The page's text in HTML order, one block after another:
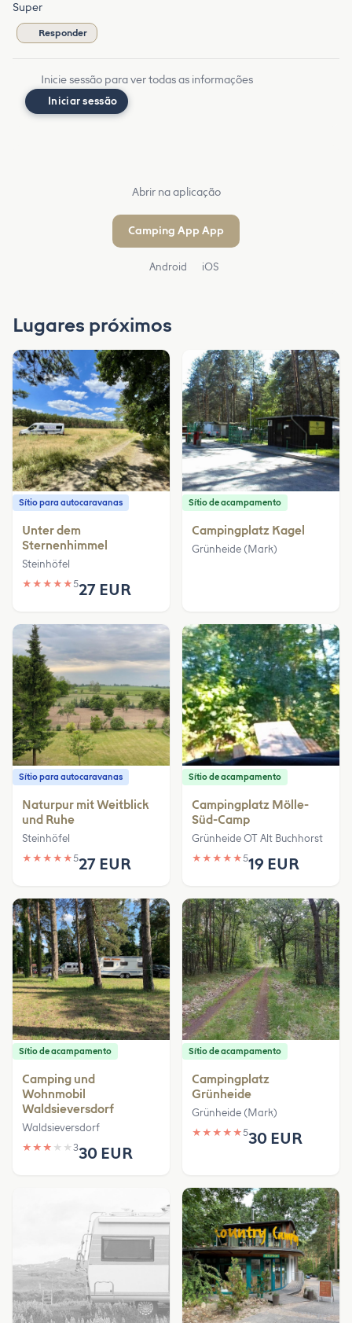
Super
Responder
Inicie sessão para ver todas as informações
Iniciar sessão
Abrir na aplicação
Camping App App
Android iOS
Lugares próximos
Sítio para autocaravanas
Unter dem
Sternenhimmel
Steinhöfel
★ ★ ★ ★ ★527 EUR
Sítio de acampamento
Campingplatz Kagel
Grünheide (Mark)
Sítio para autocaravanas
Naturpur mit Weitblick
und Ruhe
Steinhöfel
★ ★ ★ ★ ★527 EUR
Sítio de acampamento
Campingplatz Mölle-
Süd-Camp
Grünheide OT Alt Buchhorst
★ ★ ★ ★ ★519 EUR
Sítio de acampamento
Camping und
Wohnmobil
Waldsieversdorf
Waldsieversdorf
★ ★ ★ ★ ★ 330 EUR
Sítio de acampamento
Campingplatz
Grünheide
Grünheide (Mark)
★ ★ ★ ★ ★530 EUR